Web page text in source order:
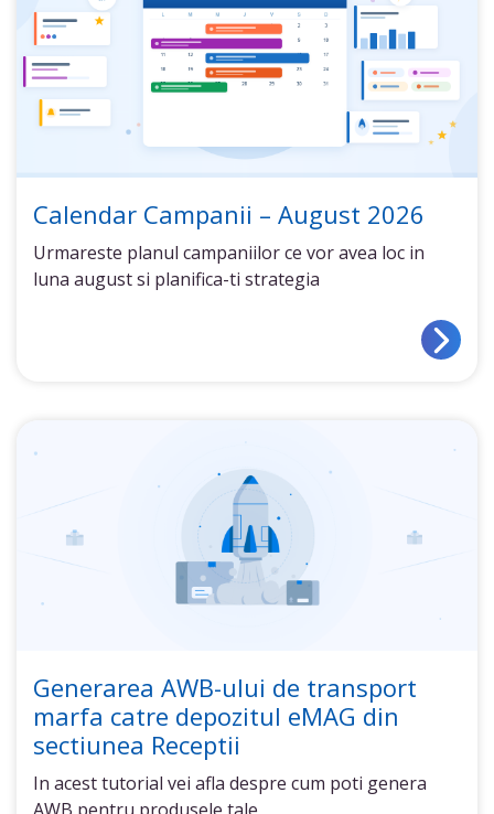
Calendar Campanii – August 2026
Urmareste planul campaniilor ce vor avea loc in
luna august si planifica-ti strategia
Generarea AWB-ului de transport
marfa catre depozitul eMAG din
sectiunea Receptii
In acest tutorial vei afla despre cum poti genera